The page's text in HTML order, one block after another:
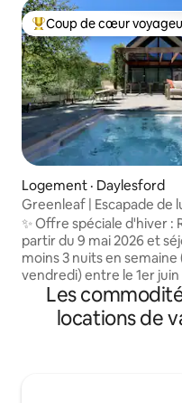
Coup de cœur
Coup de cœur
Logement · Daylesford
Greenleaf | Escapade de
Foyer - VE
✨ Offre spéciale d'hiver :
partir du 9 mai 2026 et
moins 3 nuits en semaine
vendredi) entre le 1er juin
31 août 2026 pour
Winespeake de 100 $ à
bon par séjour
Les
locations de